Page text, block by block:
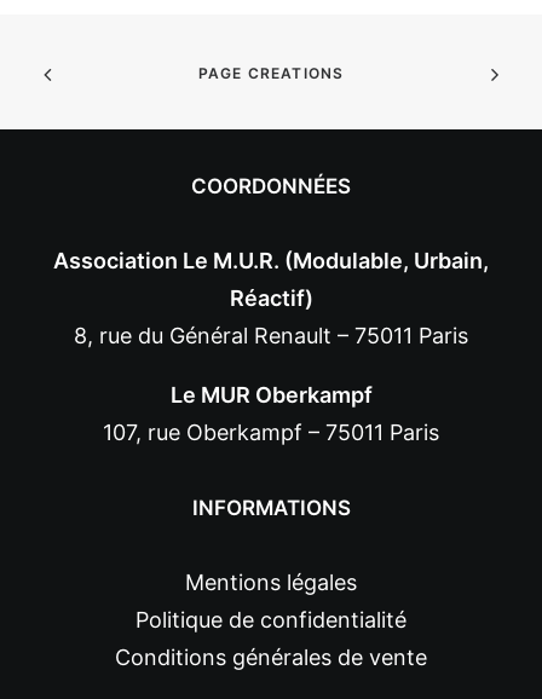
PAGE CREATIONS
COORDONNÉES
Association Le M.U.R. (Modulable, Urbain,
Réactif)
8, rue du Général Renault – 75011 Paris
Le MUR Oberkampf
107, rue Oberkampf – 75011 Paris
INFORMATIONS
Mentions légales
Politique de confidentialité
Conditions générales de vente